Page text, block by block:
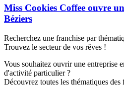
Miss Cookies Coffee ouvre
Béziers
Recherchez une franchise par
Trouvez le secteur de vos rêves !
Vous souhaitez ouvrir une entreprise
d'activité particulier ?
Découvrez toutes les thématiques des